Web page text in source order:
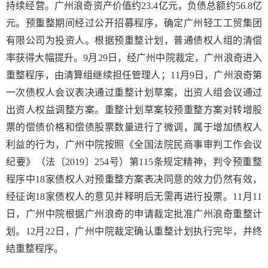
持续经营。广州浪奇资产价值约23.4亿元，负债总额约56.8亿
元。预重整期间经过公开招募程序，确定广州轻工工贸集团
有限公司为投资人。根据预重整计划，普通债权人组的清偿
率获得大幅提升。9月29日，经广州中院裁定，广州浪奇进入
重整程序，由清算组继续担任管理人；11月9日，广州浪奇第
一次债权人会议表决通过重整计划草案，出资人组会议通过
出资人权益调整方案。重整计划草案较预重整方案对转增股
票的偿债价格和偿债股票数量进行了微调，属于增加债权人
利益的行为，广州中院按照《全国法院民商事审判工作会议
纪要》（法〔2019〕254号）第115条规定精神，判令预重整
程序中18家债权人对预重整方案表决同意的效力仍然有效，
经征询18家债权人的意见并释明后无需再进行投票。11月11
日，广州中院根据广州浪奇的申请裁定批准广州浪奇重整计
划。12月22日，广州中院裁定确认重整计划执行完毕，并终
结重整程序。